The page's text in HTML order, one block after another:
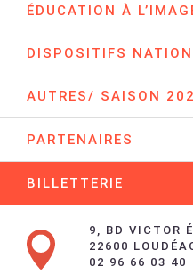
ÉDUCATION À
DISPOSITIFS
AUTRES/ SAISON
PARTENAIRES
BILLETTERIE
9, BD VICTOR
22600
02 96 66 03 40